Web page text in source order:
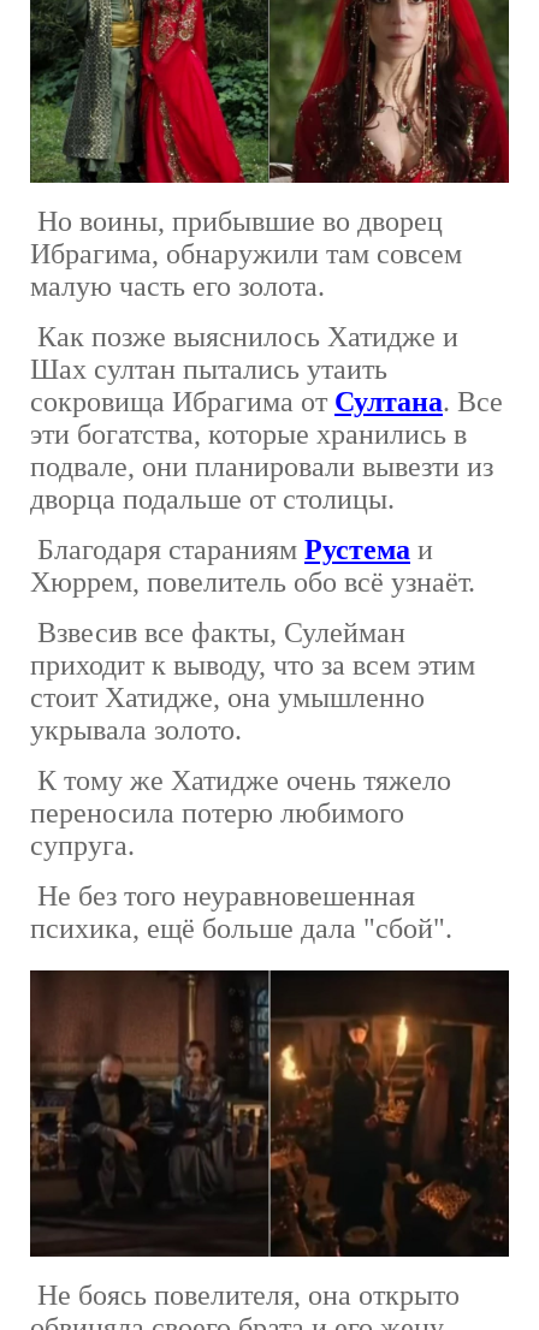
Но воины, прибывшие во дворец
Ибрагима, обнаружили там совсем
малую часть его золота.
Как позже выяснилось Хатидже и
Шах султан пытались утаить
сокровища Ибрагима от Султана. Все
эти богатства, которые хранились в
подвале, они планировали вывезти из
дворца подальше от столицы.
Благодаря стараниям Рустема и
Хюррем, повелитель обо всё узнаёт.
Взвесив все факты, Сулейман
приходит к выводу, что за всем этим
стоит Хатидже, она умышленно
укрывала золото.
К тому же Хатидже очень тяжело
переносила потерю любимого
супруга.
Не без того неуравновешенная
психика, ещё больше дала "сбой".
Не боясь повелителя, она открыто